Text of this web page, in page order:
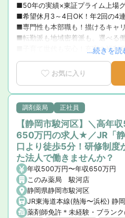
■50年の実績×東証プライム上場
■希望休月3～4日OK！年2回の4
■専門性も本部職も！描けるキャ
■転勤派も地域密着派も。選べる
■子育て世代も安心！充実の福利
...続きを読
お気に入り
調剤薬局 正社員
【静岡市駿河区】＼高年
650万円の求人★／JR「
口より徒歩5分！研修制度
た法人で働きませんか？
年収500万円〜年収650万円
このみ薬局 駿河店
静岡県静岡市駿河区